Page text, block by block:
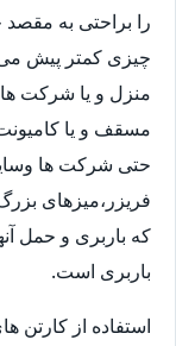
را براحتی به
چیزی کمتر پیش
منزل و یا شرکت ها
مسقف و یا
حتی شرکت ها
فریزر،میزهای
که باربری و حمل
باربری است.
استفاده از کارتن